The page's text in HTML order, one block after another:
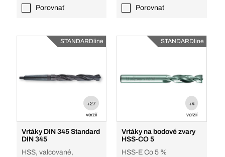
Porovnať Porovnať
STANDARDline
+27
verzií
Vrtáky DIN 345 Standard
DIN 345
HSS, valcované,
STANDARDline
+4
verzií
Vrtáky na bodové zvary
HSS-CO 5
HSS-E Co 5 %